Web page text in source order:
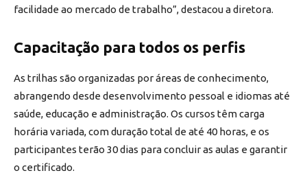
facilidade ao mercado de trabalho”, destacou a diretora.
Capacitação para todos os perfis
As trilhas são organizadas por áreas de conhecimento,
abrangendo desde desenvolvimento pessoal e idiomas até
saúde, educação e administração. Os cursos têm carga
horária variada, com duração total de até 40 horas, e os
participantes terão 30 dias para concluir as aulas e garantir
o certificado.